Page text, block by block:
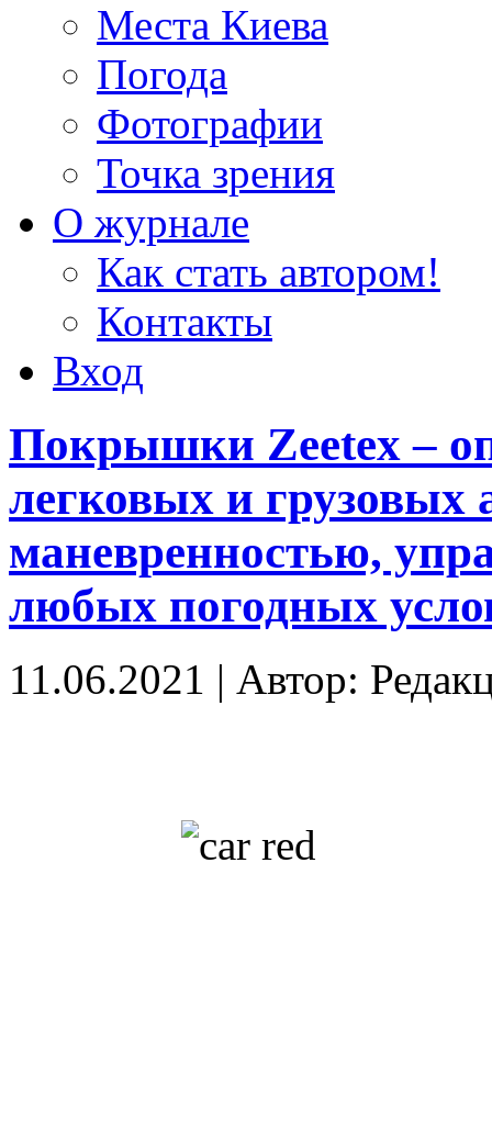
Места Киева
Погода
Фотографии
Точка зрения
О журнале
Как стать автором!
Контакты
Вход
Покрышки Zeetex –
легковых и грузовых
маневренностью,
любых погодных
11.06.2021 | Автор: